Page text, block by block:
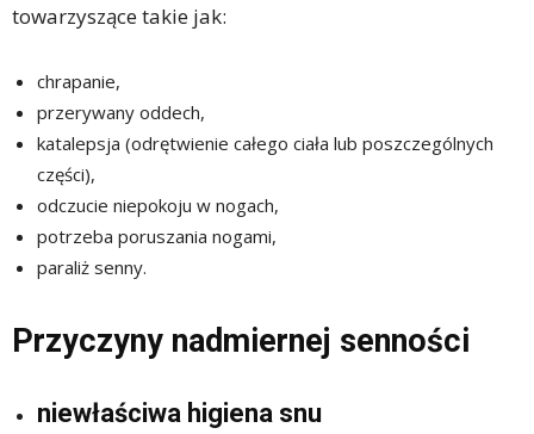
towarzyszące takie jak:
chrapanie,
przerywany oddech,
katalepsja (odrętwienie całego ciała lub poszczególnych
części),
odczucie niepokoju w nogach,
potrzeba poruszania nogami,
paraliż senny.
Przyczyny nadmiernej senności
niewłaściwa higiena snu